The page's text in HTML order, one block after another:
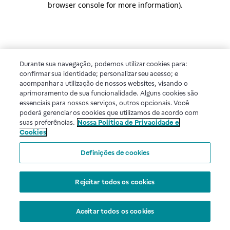
browser console for more information).
Durante sua navegação, podemos utilizar cookies para:
confirmar sua identidade; personalizar seu acesso; e
acompanhar a utilização de nossos websites, visando o
aprimoramento de sua funcionalidade. Alguns cookies são
essenciais para nossos serviços, outros opcionais. Você
poderá gerenciar os cookies que utilizamos de acordo com
suas preferências. Nossa Política de Privacidade e
Cookies
Definições de cookies
Rejeitar todos os cookies
Aceitar todos os cookies